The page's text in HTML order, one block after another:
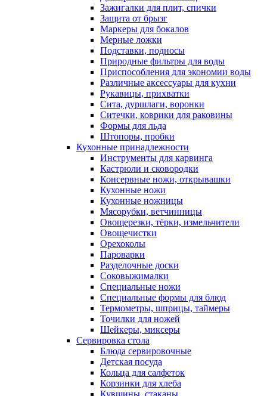
Зажигалки для плит, спички
Защита от брызг
Маркеры для бокалов
Мерные ложки
Подставки, подносы
Природные фильтры для воды
Приспособления для экономии воды
Различные аксессуары для кухни
Рукавицы, прихватки
Сита, дуршлаги, воронки
Ситечки, коврики для раковины
Формы для льда
Штопоры, пробки
Кухонные принадлежности
Инструменты для карвинга
Кастрюли и сковородки
Консервные ножи, открывашки
Кухонные ножи
Кухонные ножницы
Мясорубки, ветчинницы
Овощерезки, тёрки, измельчители
Овощечистки
Орехоколы
Пароварки
Разделочные доски
Соковыжималки
Специальные ножи
Специальные формы для блюд
Термометры, шприцы, таймеры
Точилки для ножей
Шейкеры, миксеры
Сервировка стола
Блюда сервировочные
Детская посуда
Кольца для салфеток
Корзинки для хлеба
Кувшины, стаканы